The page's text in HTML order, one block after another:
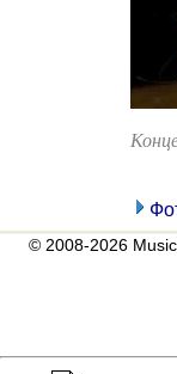
© 2008-2026